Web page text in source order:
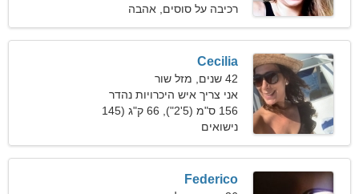
רכיבה על סוסים, אהבה
Cecilia
42 שנים, מזל שור
אני צריך איש היכרויות נהדר
156 ס"מ (5'2"), 66 ק"ג (145
פאונד)
נישואים
Federico